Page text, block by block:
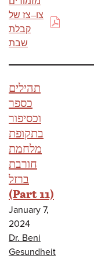
צו–צז של
קבלת
שבת
(PDF)
תהילים
כספר
וכסיפור
בתקופת
מלחמת
חורבת
ברזל
(Part 11)
January 7,
2024
Dr. Beni
Gesundheit